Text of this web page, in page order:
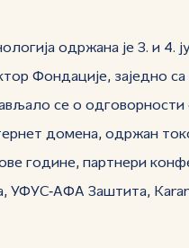
одржана је 3.
Фондације,
се о
домена, одржан
године, партнери
УФУС‑АФА Заштита,